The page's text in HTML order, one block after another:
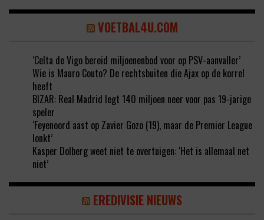
VOETBAL4U.COM
‘Celta de Vigo bereid miljoenenbod voor op PSV-aanvaller’
Wie is Mauro Couto? De rechtsbuiten die Ajax op de korrel
heeft
BIZAR: Real Madrid legt 140 miljoen neer voor pas 19-jarige
speler
‘Feyenoord aast op Zavier Gozo (19), maar de Premier League
lonkt’
Kasper Dolberg weet niet te overtuigen: ‘Het is allemaal net
niet’
EREDIVISIE NIEUWS